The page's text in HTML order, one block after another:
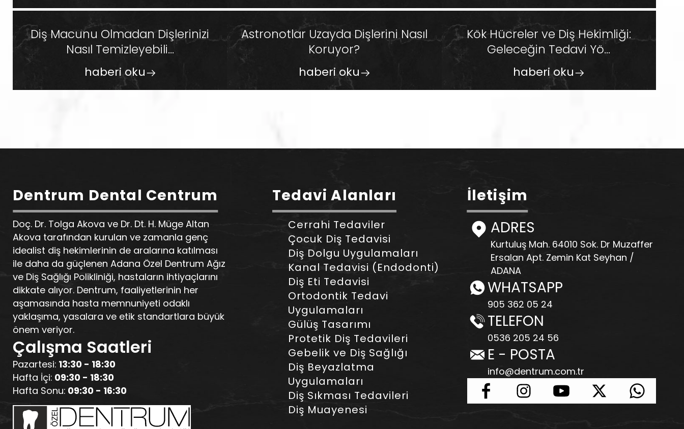
Diş Macunu Olmadan Dişlerinizi
Nasıl Temizleyebili...
haberi oku
Astronotlar Uzayda Dişlerini Nasıl
Koruyor?
haberi oku
Kök Hücreler ve Diş Hekimliği:
Geleceğin Tedavi Yö...
haberi oku
Dentrum Dental Centrum
Doç. Dr. Tolga Akova ve Dr. Dt. H. Müge Altan
Akova tarafından kurulan ve zamanla genç
idealist diş hekimlerinin de aralarına katılması
ile daha da güçlenen Adana Özel Dentrum Ağız
ve Diş Sağlığı Polikliniği, hastaların ihtiyaçlarını
dikkate alıyor. Dentrum, faaliyetlerinin her
aşamasında hasta memnuniyeti odaklı
yaklaşıma, yasalara ve etik standartlara büyük
önem veriyor.
Çalışma Saatleri
Pazartesi: 13:30 - 18:30
Hafta İçi: 09:30 - 18:30
Hafta Sonu: 09:30 - 16:30
Tedavi Alanları
Cerrahi Tedaviler
Çocuk Diş Tedavisi
Diş Dolgu Uygulamaları
Kanal Tedavisi (Endodonti)
Diş Eti Tedavisi
Ortodontik Tedavi
Uygulamaları
Gülüş Tasarımı
Protetik Diş Tedavileri
Gebelik ve Diş Sağlığı
Diş Beyazlatma
Uygulamaları
Diş Sıkması Tedavileri
Diş Muayenesi
İletişim
ADRES
Kurtuluş Mah. 64010 Sok. Dr Muzaffer
Ersalan Apt. Zemin Kat Seyhan /
ADANA
WHATSAPP
905 362 05 24
TELEFON
0536 205 24 56
E - POSTA
info@dentrum.com.tr